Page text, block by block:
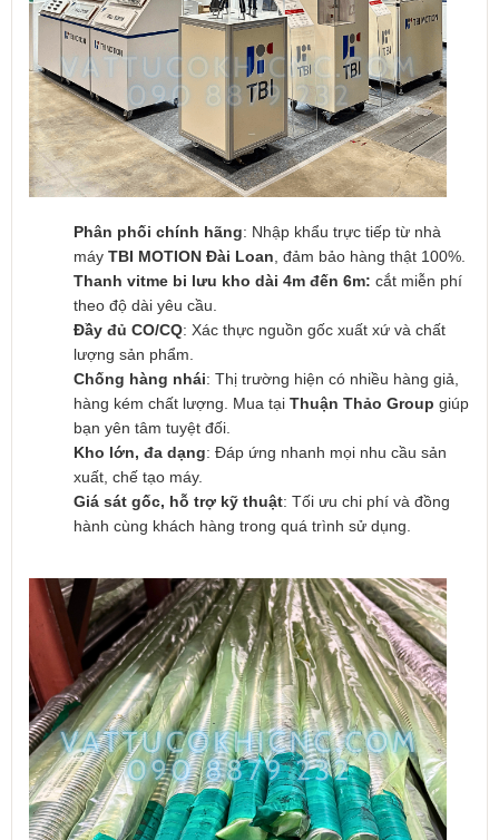
Phân phối chính hãng: Nhập khẩu trực tiếp từ nhà
máy TBI MOTION Đài Loan , đảm bảo hàng thật 100%.
Thanh vitme bi lưu kho dài 4m đến 6m: cắt miễn phí
theo độ dài yêu cầu.
Đầy đủ CO/CQ: Xác thực nguồn gốc xuất xứ và chất
lượng sản phẩm.
Chống hàng nhái: Thị trường hiện có nhiều hàng giả,
hàng kém chất lượng. Mua tại Thuận Thảo Group giúp
bạn yên tâm tuyệt đối.
Kho lớn, đa dạng: Đáp ứng nhanh mọi nhu cầu sản
xuất, chế tạo máy.
Giá sát gốc, hỗ trợ kỹ thuật: Tối ưu chi phí và đồng
hành cùng khách hàng trong quá trình sử dụng.